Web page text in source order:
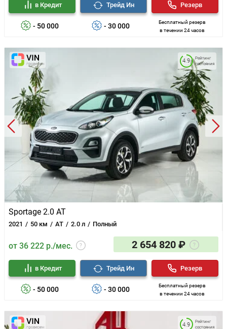
- 50 000
в Кредит
- 30 000
Трейд Ин
Бесплатный резерв
в течении 24 часов
Резерв
Sportage 2.0 AT
2021 50 км AT 2.0 л Полный
Рейтинг
состояния
4.9
от 36 222 р./мес. 2 654 820 ₽
- 50 000
в Кредит
- 30 000
Трейд Ин
Бесплатный резерв
в течении 24 часов
Резерв
Рейтинг
состояния
4.9